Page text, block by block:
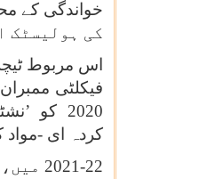
کی ہولیسٹک
2020 کو
کردہ ای -